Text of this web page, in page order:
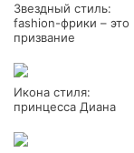
Звездный стиль:
fashion-фрики – это
призвание
Икона стиля:
принцесса Диана